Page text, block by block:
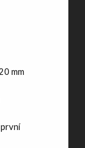
mm
mm
první